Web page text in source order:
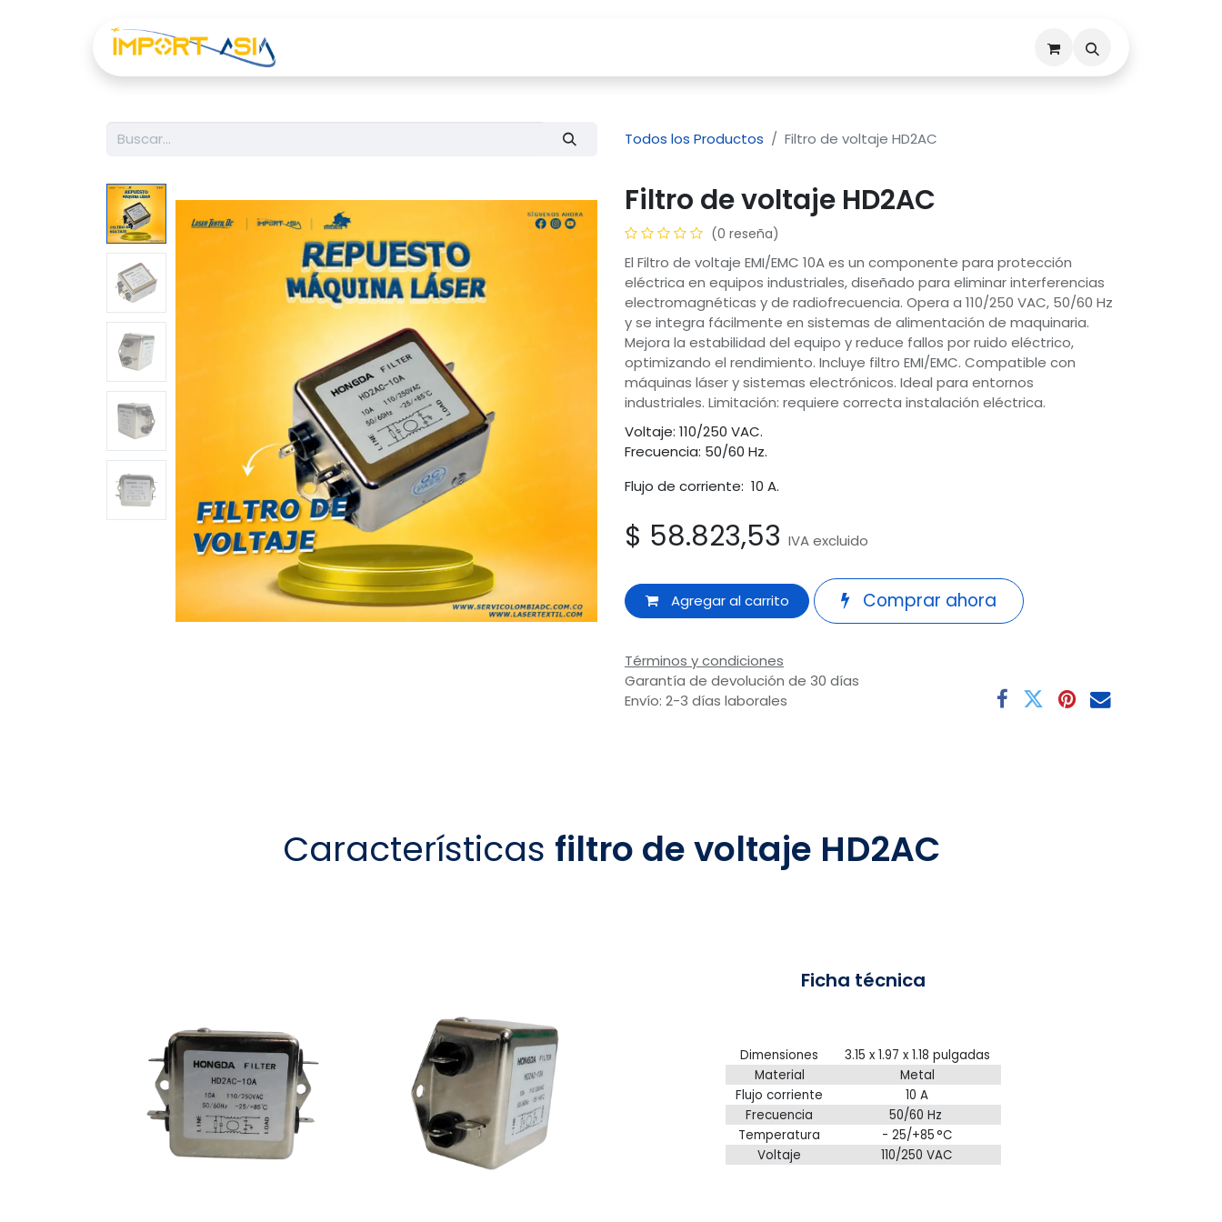
Contáctenos
Todos los Productos Filtro de voltaje HD2AC
Filtro de voltaje HD2AC
(0 reseña)
El Filtro de voltaje EMI/EMC 10A es un componente para protección
eléctrica en equipos industriales, diseñado para eliminar interferencias
electromagnéticas y de radiofrecuencia. Opera a 110/250 VAC, 50/60 Hz
y se integra fácilmente en sistemas de alimentación de maquinaria.
Mejora la estabilidad del equipo y reduce fallos por ruido eléctrico,
optimizando el rendimiento. Incluye filtro EMI/EMC. Compatible con
máquinas láser y sistemas electrónicos. Ideal para entornos
industriales. Limitación: requiere correcta instalación eléctrica.
Voltaje: 110/250 VAC.
Frecuencia: 50/60 Hz.
Flujo de corriente: 10 A.
$ 58.823,53 IVA excluido
Agregar al carrito Comprar ahora
Términos y condiciones
Garantía de devolución de 30 días
Envío: 2-3 días laborales
Características filtro de voltaje HD2AC
Ficha técnica
Dimensiones
3.15 x 1.97 x 1.18 pulgadas
Material
Metal
Flujo corriente
10 A
Frecuencia
50/60 Hz
Temperatura
- 25/+85 °C
Voltaje
110/250 VAC